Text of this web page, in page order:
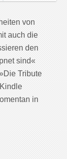
von
auch die
den
sind«
Tribute
in